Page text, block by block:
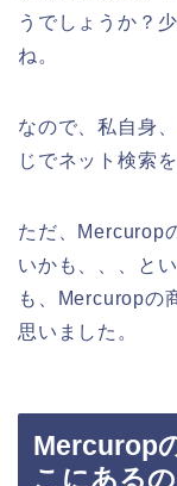
うでしょうか？
ね。
なので、私自身
じでネット検索
ただ、Mercurop
いかも、、、と
も、Mercuropの
思いました。
Mercurop
こにあるの